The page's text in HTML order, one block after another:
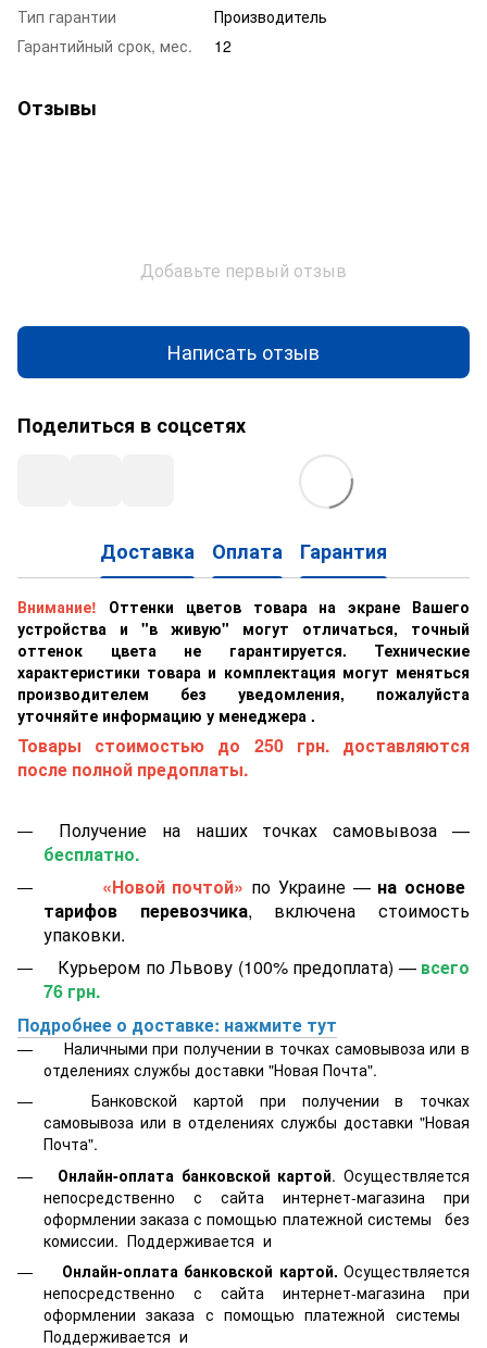
Тип гарантии
Производитель
Гарантийный срок, мес.
12
Отзывы
Добавьте первый отзыв
Написать отзыв
Поделиться в соцсетях
Доставка Оплата Гарантия
Внимание!
Оттенки цветов товара на экране Вашего
устройства и "в живую" могут отличаться, точный
оттенок цвета не гарантируется. Технические
характеристики товара и комплектация могут меняться
производителем без уведомления, пожалуйста
уточняйте информацию у менеджера .
Товары стоимостью до 250 грн. доставляются
после полной предоплаты.
Получение на наших точках самовывоза —
бесплатно.
«Новой почтой» по Украине — на основе
тарифов перевозчика, включена стоимость
упаковки.
Курьером по Львову (100% предоплата) — всего
76 грн.
Подробнее о доставке: нажмите тут
Наличными при получении в точках самовывоза или в
отделениях службы доставки "Новая Почта".
Банковской картой при получении в точках
самовывоза или в отделениях службы доставки "Новая
Почта".
Онлайн-оплата банковской картой. Осуществляется
непосредственно с сайта интернет-магазина при
оформлении заказа с помощью платежной системы
без
комиссии. Поддерживается и
Онлайн-оплата банковской картой. Осуществляется
непосредственно с сайта интернет-магазина при
оформлении заказа с помощью платежной системы
Поддерживается и